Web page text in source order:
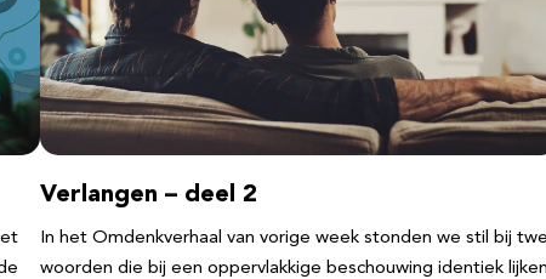
Verlangen – deel 2
In het Omdenkverhaal van vorige week stonden we stil bij
woorden die bij een oppervlakkige beschouwing identiek lijken